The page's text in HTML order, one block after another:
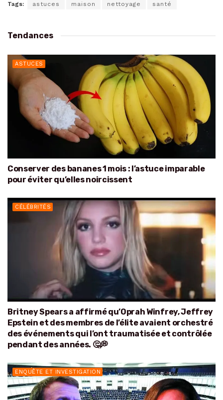
Tags: astuces maison nettoyage santé
Tendances
ASTUCES
Conserver des bananes 1 mois : l’astuce imparable
pour éviter qu’elles noircissent
CÉLÉBRITÉS
Britney Spears a affirmé qu’Oprah Winfrey, Jeffrey
Epstein et des membres de l’élite avaient orchestré
des événements qui l’ont traumatisée et contrôlée
pendant des années. 🤔💭
ENQUÊTE ET INVESTIGATION